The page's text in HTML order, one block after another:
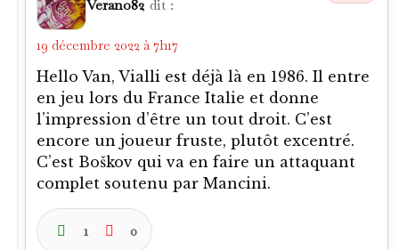
Finale 92 où il rata tout, avec un Vialli à
100% la Samp gagnait fort probablement
cette finale..mais il avait notoirement la
tête à l’envers, cerveau retourné par les
moult rumeurs de transfert le concernant à
l’époque.
C’était peut-être une façon de foutre la
merde, les clubs-oligarques sont
coutumiers de ce genre de pratiques :
déstabiliser un joueur (et son club) en
agitant des bonbons, un truc de pervers.